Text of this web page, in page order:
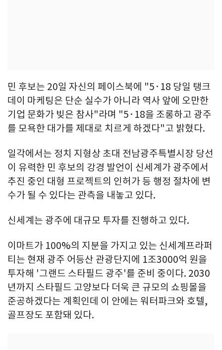
민 후보는 20일 자신의 페이스북에 "5·18 당일 탱크
데이 마케팅은 단순 실수가 아니라 역사 앞에 오만한
기업 문화가 빚은 참사"라며 "5·18을 조롱하고 광주
를 모욕한 대가를 제대로 치르게 하겠다"고 밝혔다.
일각에서는 정치 지형상 초대 전남광주특별시장 당선
이 유력한 민 후보의 강경 발언이 신세계가 광주에서
추진 중인 대형 프로젝트의 인허가 등 행정 절차에 변
수가 될 수 있다는 관측을 내놓고 있다.
신세계는 광주에 대규모 투자를 진행하고 있다.
이마트가 100%의 지분을 가지고 있는 신세계프라퍼
티는 현재 광주 어등산 관광단지에 1조3000억 원을
투자해 '그랜드 스타필드 광주'를 준비 중이다. 2030
년까지 스타필드 고양보다 더욱 큰 규모의 쇼핑몰을
준공하겠다는 계획인데 이 안에는 워터파크와 호텔,
골프장도 포함돼 있다.